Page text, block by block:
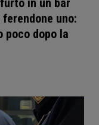
in un bar
uno:
poco dopo la